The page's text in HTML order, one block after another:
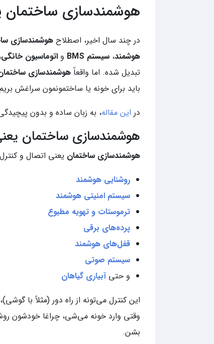
هوشمندسازی ساختمان
در چند سال اخیر، اصطلاح هوشمندسازی
هوشمند، سیستم BMS و اتوماسیون خانگی
تبدیل شده. اما واقعاً هوشمندسازی
باید برای خونه یا ساختمونمون سراغش
در این مقاله، به زبان ساده و بدون
هوشمندسازی ساختمان
هوشمندسازی ساختمان یعنی اتصال و
روشنایی هوشمند
سیستم امنیتی هوشمند
ترموستات و تهویه مطبوع
پرده‌های برقی
قفل‌های هوشمند
سیستم صوتی
و حتی آبیاری گیاهان
این کنترل می‌تونه از راه دور (مثلاً با
وقتی وارد خونه می‌شی، چراغا خودشون
بشن.